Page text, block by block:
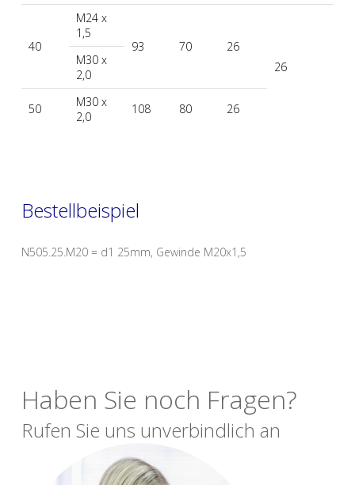
40
M24 x
1,5
93
70
26
26
M30 x
2,0
50
M30 x
2,0
108 80 26
Bestellbeispiel
N505.25.M20 = d1 25mm, Gewinde M20x1,5
Haben Sie noch Fragen?
Rufen Sie uns unverbindlich an